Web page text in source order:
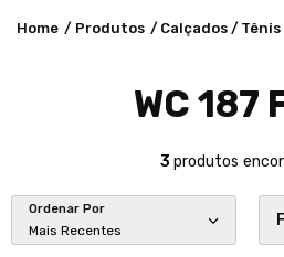
Produtos Calçados Tênis
WC 187
3 produtos
Ordenar Por
Mais Recentes